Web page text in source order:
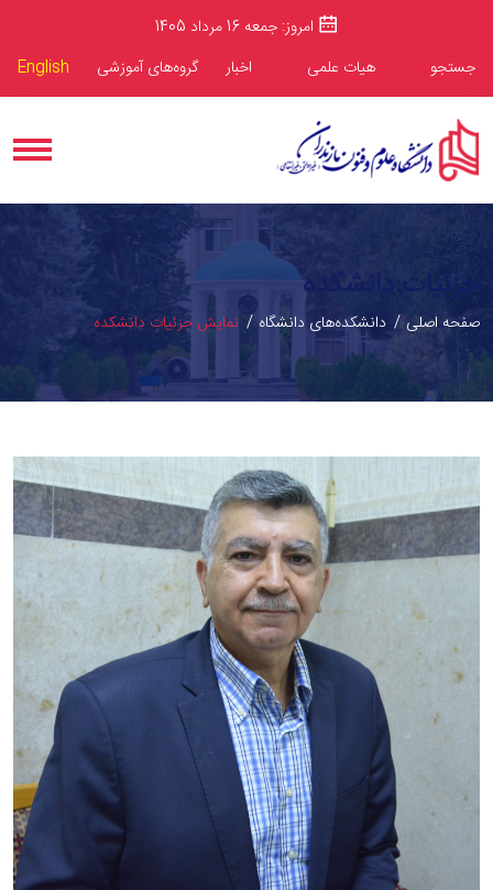
امروز: جمعه 16 مرداد 1405
جستجو
هیات علمی اخبار گروه‌های آموزشی English
جزئیات دانشکده
صفحه اصلی دانشکده‌های دانشگاه نمایش جزئیات دانشکده